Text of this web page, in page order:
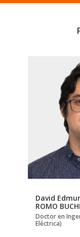
David
ROMO
Doctor en
Eléctrica)